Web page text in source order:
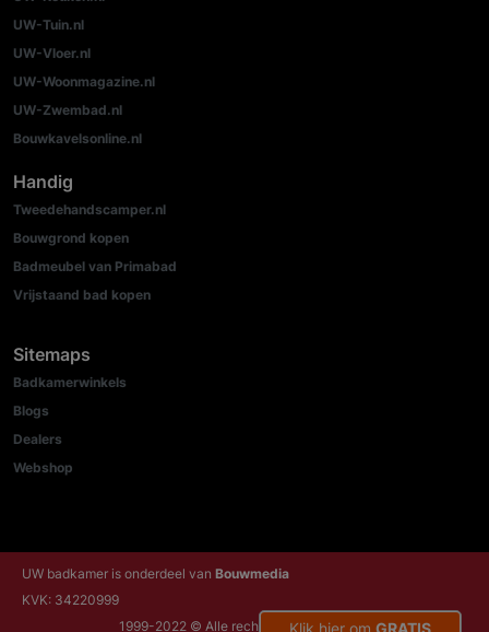
UW-Tuin.nl
UW-Vloer.nl
UW-Woonmagazine.nl
UW-Zwembad.nl
Bouwkavelsonline.nl
Handig
Tweedehandscamper.nl
Bouwgrond kopen
Badmeubel van Primabad
Vrijstaand bad kopen
Sitemaps
Badkamerwinkels
Blogs
Dealers
Webshop
UW badkamer is onderdeel van Bouwmedia
KVK: 34220999
1999-2022 © Alle rechten voorbehouden
Klik hier om GRATIS